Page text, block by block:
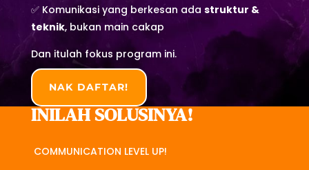
✅ Komunikasi yang berkesan ada struktur &
teknik, bukan main cakap
Dan itulah fokus program ini.
NAK DAFTAR!
INILAH SOLUSINYA!
COMMUNICATION LEVEL UP!